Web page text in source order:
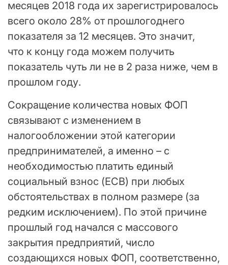
месяцев 2018 года их зарегистрировалось
всего около 28% от прошлогоднего
показателя за 12 месяцев. Это значит,
что к концу года можем получить
показатель чуть ли не в 2 раза ниже, чем в
прошлом году.
Сокращение количества новых ФОП
связывают с изменением в
налогообложении этой категории
предпринимателей, а именно – с
необходимостью платить единый
социальный взнос (ЕСВ) при любых
обстоятельствах в полном размере (за
редким исключением). По этой причине
прошлый год начался с массового
закрытия предприятий, число
создающихся новых ФОП, соответственно,